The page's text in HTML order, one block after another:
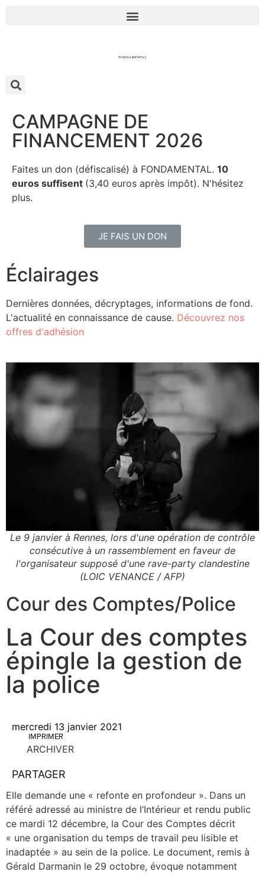
CAMPAGNE DE
FINANCEMENT 2026
Faites un don (défiscalisé) à FONDAMENTAL. 10
euros suffisent (3,40 euros après impôt). N'hésitez
plus.
JE FAIS UN DON
Éclairages
Dernières données, décryptages, informations de fond.
L'actualité en connaissance de cause. Découvrez nos
offres d'adhésion
Le 9 janvier à Rennes, lors d'une opération de contrôle
consécutive à un rassemblement en faveur de
l'organisateur supposé d'une rave-party clandestine
(LOIC VENANCE / AFP)
Cour des Comptes/Police
La Cour des comptes
épingle la gestion de
la police
mercredi 13 janvier 2021
IMPRIMER
ARCHIVER
PARTAGER
Elle demande une « refonte en pro­fon­deur ». Dans un
réfé­ré adres­sé au ministre de l’Intérieur et ren­du public
ce mar­di 12 décembre, la Cour des Comptes décrit
« une orga­ni­sa­tion du temps de tra­vail peu lisible et
inadap­tée » au sein de la police. Le docu­ment, remis à
Gérald Dar­ma­nin le 29 octobre, évoque notam­ment